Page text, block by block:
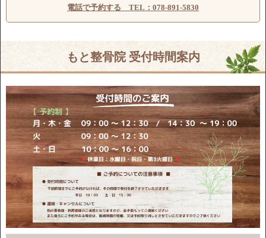
電話で予約する TEL：078-891-5830
もと整骨院 受付時間案内